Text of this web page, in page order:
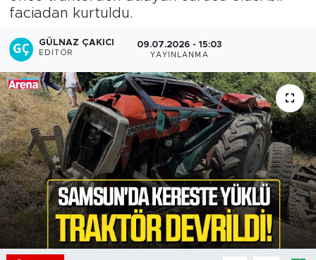
faciadan kurtuldu.
GÜLNAZ ÇAKICI
EDITÖR
09.07.2026 - 15:03
YAYINLANMA
Haber Arşivi